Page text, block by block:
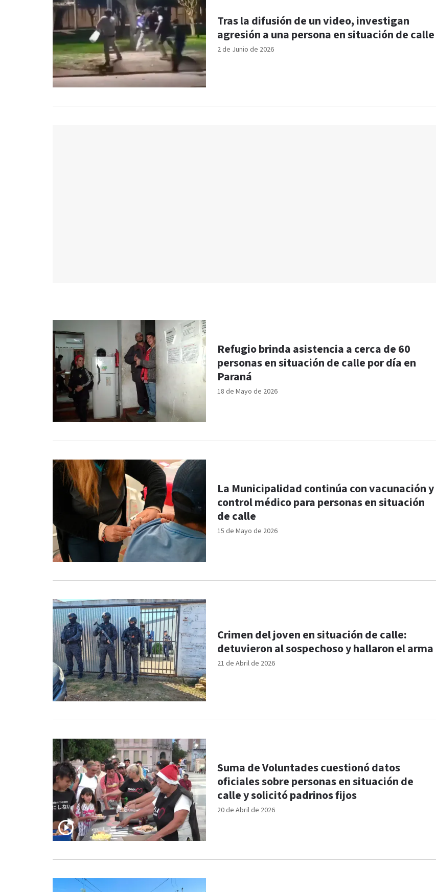
2 de Junio de 2026
Tras la difusión de un video, investigan
agresión a una persona en situación de calle
18 de Mayo de 2026
Refugio brinda asistencia a cerca de 60
personas en situación de calle por día en
Paraná
15 de Mayo de 2026
La Municipalidad continúa con vacunación y
control médico para personas en situación
de calle
21 de Abril de 2026
Crimen del joven en situación de calle:
detuvieron al sospechoso y hallaron el arma
20 de Abril de 2026
Suma de Voluntades cuestionó datos
oficiales sobre personas en situación de
calle y solicitó padrinos fijos